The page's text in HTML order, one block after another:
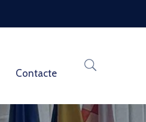
Contacte